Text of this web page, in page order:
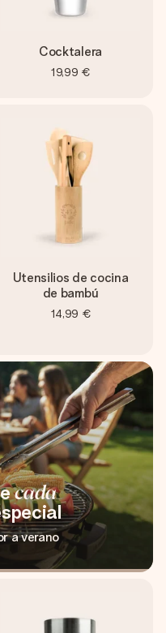
Cocktalera
19,99 €
Utensilios de cocina
de bambú
14,99 €
cada
a verano